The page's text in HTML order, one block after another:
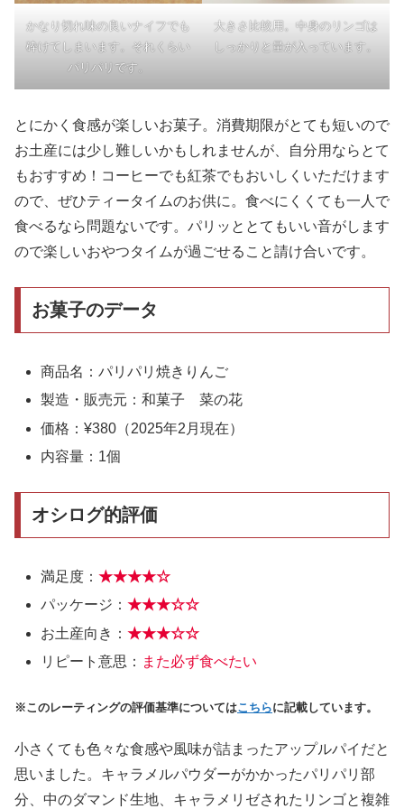
かなり切れ味の良いナイフでも
砕けてしまいます。それくらい
パリパリです。
大きさ比較用。中身のリンゴは
しっかりと量が入っています。
とにかく食感が楽しいお菓子。消費期限がとても短いので
お土産には少し難しいかもしれませんが、自分用ならとて
もおすすめ！コーヒーでも紅茶でもおいしくいただけます
ので、ぜひティータイムのお供に。食べにくくても一人で
食べるなら問題ないです。パリッととてもいい音がします
ので楽しいおやつタイムが過ごせること請け合いです。
お菓子のデータ
商品名：パリパリ焼きりんご
製造・販売元：和菓子 菜の花
価格：¥380（2025年2月現在）
内容量：1個
オシログ的評価
満足度：★★★★☆
パッケージ：★★★☆☆
お土産向き：★★★☆☆
リピート意思： また必ず食べたい
※このレーティングの評価基準についてはこちらに記載しています。
小さくても色々な食感や風味が詰まったアップルパイだと
思いました。キャラメルパウダーがかかったパリパリ部
分、中のダマンド生地、キャラメリゼされたリンゴと複雑